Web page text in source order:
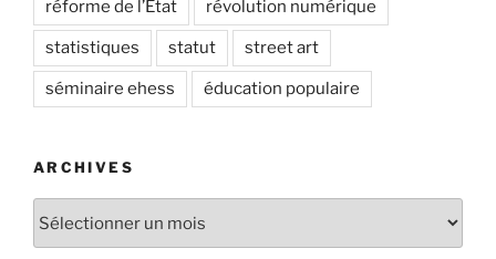
réforme de l’État révolution numérique
statistiques statut street art
séminaire ehess éducation populaire
ARCHIVES